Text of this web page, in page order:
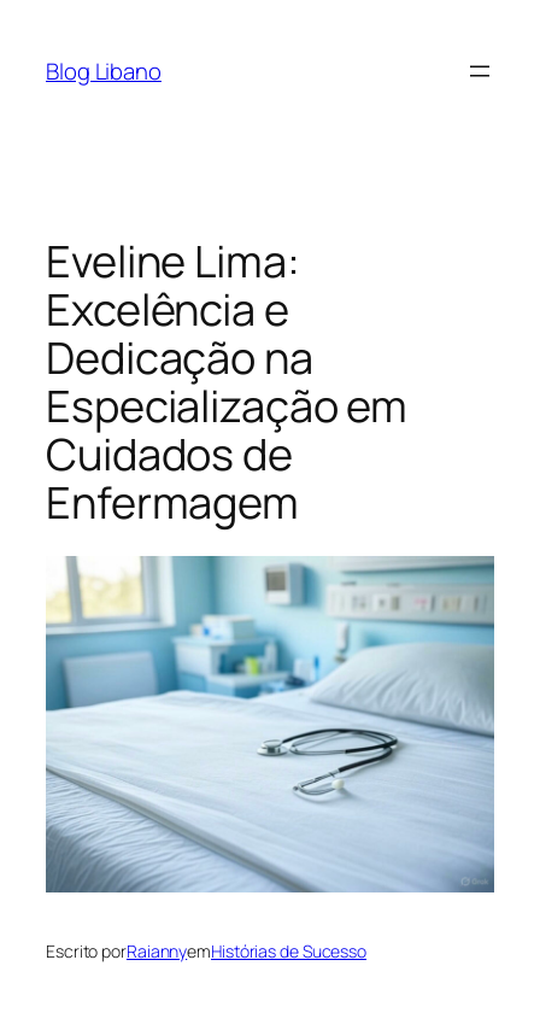
Blog Libano
Eveline Lima:
Excelência e
Dedicação na
Especialização em
Cuidados de
Enfermagem
Escrito porRaiannyemHistórias de Sucesso